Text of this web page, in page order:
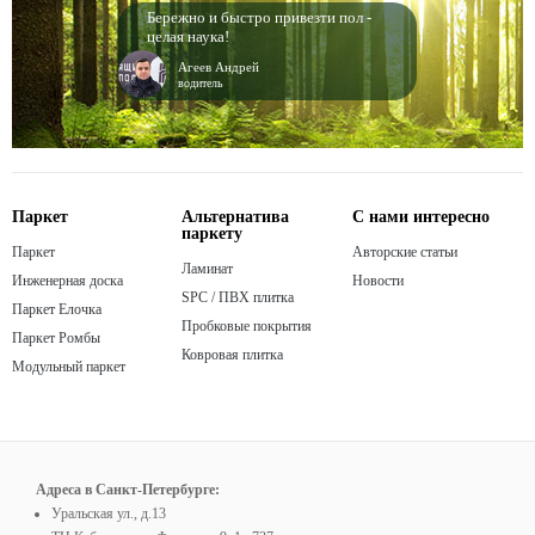
Бережно и быстро привезти пол -
целая наука!
Агеев Андрей
водитель
Паркет
Паркет
Инженерная доска
Паркет Елочка
Паркет Ромбы
Модульный паркет
Альтернатива
паркету
Ламинат
SPC / ПВХ плитка
Пробковые покрытия
Ковровая плитка
С нами интересно
Авторские статьи
Новости
Адреса в Санкт-Петербурге:
Уральская ул., д.13